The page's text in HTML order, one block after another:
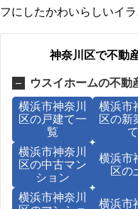
フにしたかわいらしいイ
神奈川区で不動
ウスイホームの不動
横浜市神奈川
区の戸建て一
覧
横浜市
区の新
て
横浜市神奈川
区の中古マン
ション
横浜市
区の
横浜市神奈川
横浜市